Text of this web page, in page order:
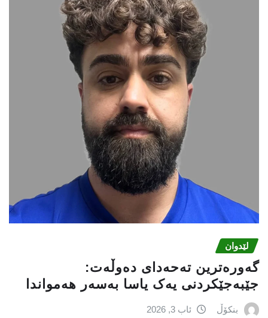
لێدوان
گەورەترین تەحەدای دەوڵەت:
جێبەجێکردنی یەک یاسا بەسەر هەمواندا
بنکۆڵ ئاب 3, 2026